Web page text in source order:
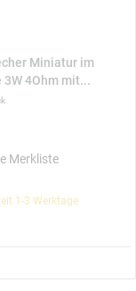
Miniatur im
3W 4Ohm mit...
Merkliste
1-3 Werktage